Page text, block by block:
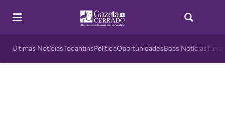
Últimas NotíciasTocantinsPolíticaOportunidadesBoas Notícias